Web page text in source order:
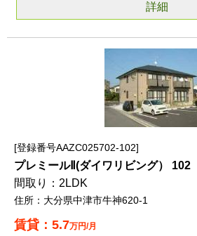
詳細
登録番号AAZC025702-102
プレミールⅡ(ダイワリビング） 102
2LDK
大分県中津市牛神620-1
5.7万円/月